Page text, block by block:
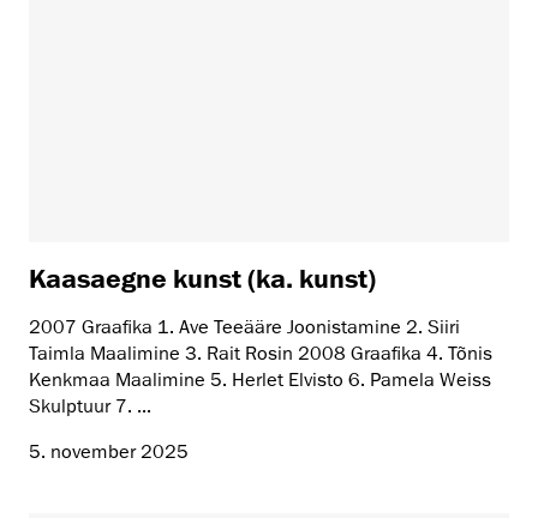
Kaasaegne kunst (ka. kunst)
2007 Graafika 1. Ave Teeääre Joonistamine 2. Siiri
Taimla Maalimine 3. Rait Rosin 2008 Graafika 4. Tõnis
Kenkmaa Maalimine 5. Herlet Elvisto 6. Pamela Weiss
Skulptuur 7. ...
5. november 2025